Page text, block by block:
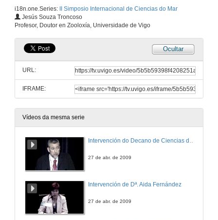
i18n.one.Series:
II Simposio Internacional de Ciencias do Mar
Jesús Souza Troncoso
Profesor, Doutor en Zooloxía, Universidade de Vigo
Ocultar
URL:
IFRAME:
Vídeos da mesma serie
Intervención do Decano de Ciencias do Mar da Universidade de Vigo
27 de abr. de 2009
Intervención de Dª. Aida Fernández
27 de abr. de 2009